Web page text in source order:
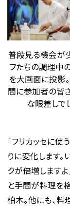
普段見る機会が
フたちの調理中
を大画面に投影
間に参加者の皆
な眼差しで
「フリカッセに
りに変化します。
クが倍増しますよ
と手間が料理を
柏木。他にも、